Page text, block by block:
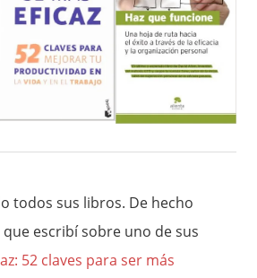
todos sus libros. De hecho
escribí sobre uno de sus
52 claves para ser más